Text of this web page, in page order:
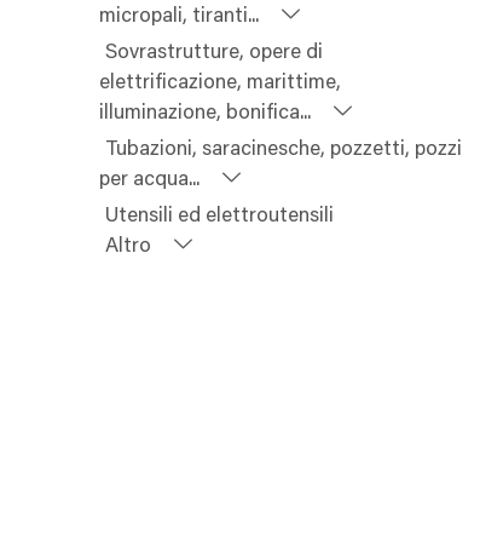
micropali, tiranti...
Sovrastrutture, opere di
elettrificazione, marittime,
illuminazione, bonifica...
Tubazioni, saracinesche, pozzetti, pozzi
per acqua...
Utensili ed elettroutensili
Altro